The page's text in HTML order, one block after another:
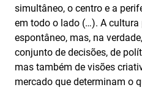
simultâneo, o centro e a
em todo o lado (…). A
espontâneo, mas, na
conjunto de decisões, de
mas também de visões
mercado que determinam o